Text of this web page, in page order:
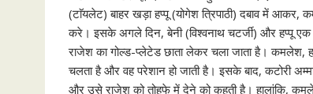
(टाॅयलेट) बाहर खड़ा हप्पू (योगेश त्रिपाठी) दबाव में
करे। इसके अगले दिन, बेनी (विश्वनाथ चटर्जी) और हप्पू एक
राजेश का गोल्ड-प्लेटेड छाता लेकर चला जाता है। कमलेश,
चलता है और वह परेशान हो जाती है। इसके बाद, कटोरी
और उसे राजेश को तोहफे में देने को कहती है। हालांकि,